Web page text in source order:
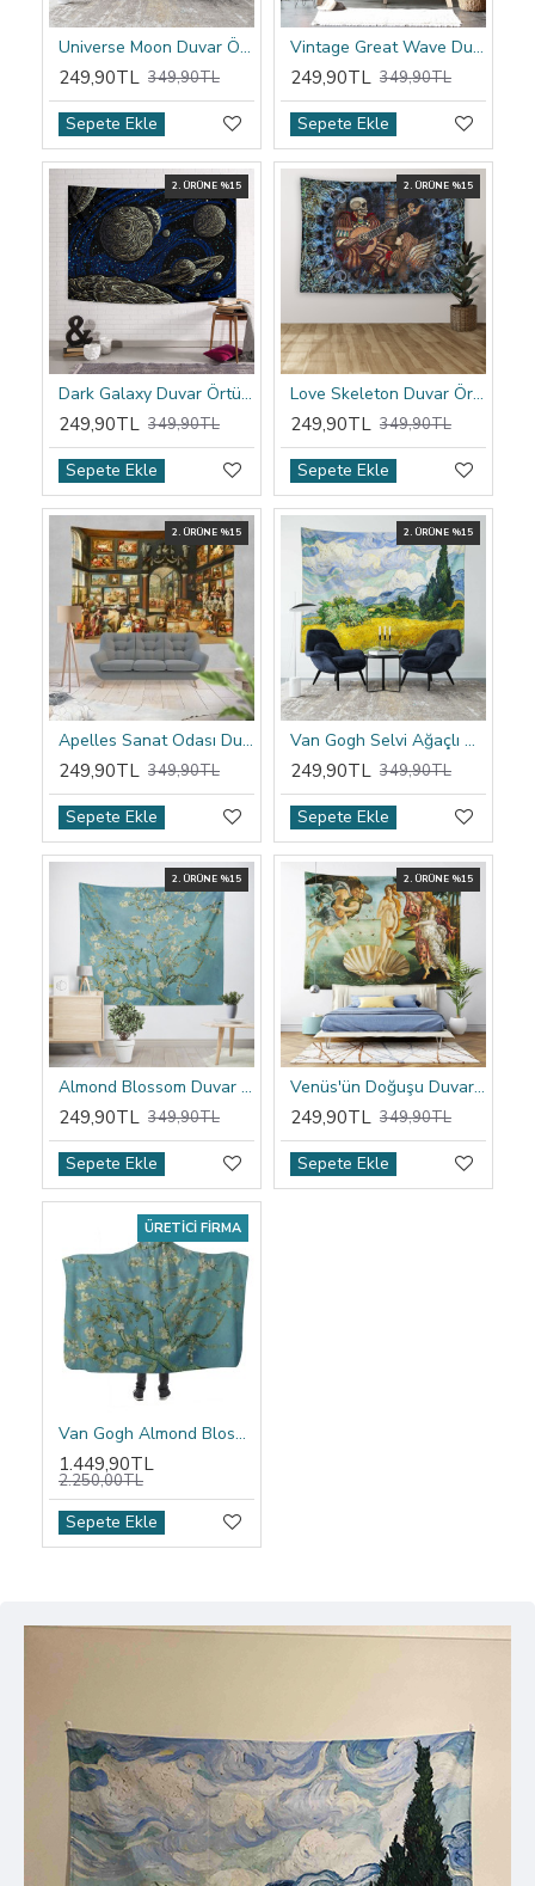
Universe Moon Duvar Örtüsü
249,90TL 349,90TL
Sepete Ekle
Vintage Great Wave Duvar Örtüsü
249,90TL 349,90TL
Sepete Ekle
2. ÜRÜNE %15
Dark Galaxy Duvar Örtüsü
249,90TL 349,90TL
Sepete Ekle
2. ÜRÜNE %15
Love Skeleton Duvar Örtüsü
249,90TL 349,90TL
Sepete Ekle
2. ÜRÜNE %15
Apelles Sanat Odası Duvar Örtüsü
249,90TL 349,90TL
Sepete Ekle
2. ÜRÜNE %15
Van Gogh Selvi Ağaçlı Buğday Tarlası Duvar Örtüsü
249,90TL 349,90TL
Sepete Ekle
2. ÜRÜNE %15
Almond Blossom Duvar Örtüsü
249,90TL 349,90TL
Sepete Ekle
2. ÜRÜNE %15
Venüs'ün Doğuşu Duvar Örtüsü
249,90TL 349,90TL
Sepete Ekle
ÜRETICI FIRMA
Van Gogh Almond Blossom Kapşonlu Battaniye
1.449,90TL
2.250,00TL
Sepete Ekle